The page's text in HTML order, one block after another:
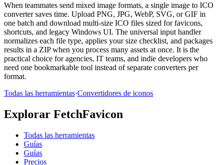
When teammates send mixed image formats, a single image to ICO
converter saves time. Upload PNG, JPG, WebP, SVG, or GIF in
one batch and download multi-size ICO files sized for favicons,
shortcuts, and legacy Windows UI. The universal input handler
normalizes each file type, applies your size checklist, and packages
results in a ZIP when you process many assets at once. It is the
practical choice for agencies, IT teams, and indie developers who
need one bookmarkable tool instead of separate converters per
format.
Todas las herramientas·Convertidores de iconos
Explorar FetchFavicon
Todas las herramientas
Guías
Guías
Precios